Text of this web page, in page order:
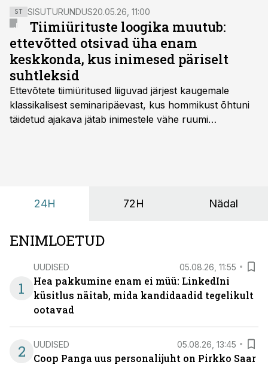
ST SISUTURUNDUS20.05.26, 11:00
Tiimiürituste loogika muutub:
ettevõtted otsivad üha enam
keskkonda, kus inimesed päriselt
suhtleksid
Ettevõtete tiimiüritused liiguvad järjest kaugemale
klassikalisest seminaripäevast, kus hommikust õhtuni
täidetud ajakava jätab inimestele vähe ruumi
24H 72H Nädal
ENIMLOETUD
1
UUDISED 05.08.26, 11:55
Hea pakkumine enam ei müü: LinkedIni
küsitlus näitab, mida kandidaadid tegelikult
ootavad
2 UUDISED 05.08.26, 13:45
Coop Panga uus personalijuht on Pirkko Saar